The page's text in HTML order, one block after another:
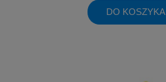
DO KOSZYKA